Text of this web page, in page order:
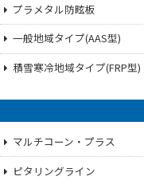
プラメタル防眩板
一般地域タイプ(AAS型)
積雪寒冷地域タイプ(FRP型)
マルチコーン・プラス
ピタリングライン